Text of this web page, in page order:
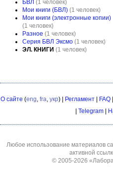
БВЛ (1 человек)
Мои книги (БВЛ) (1 человек)
Мои книги (электронные копии)
(1 человек)
Разное (1 человек)
Серия БВЛ Эксмо (1 человек)
ЭЛ. КНИГИ (1 человек)
О сайте (eng, fra, укр) | Регламент| FAQ|
Telegram
Любое использование материалов
активной
© 2005-2026